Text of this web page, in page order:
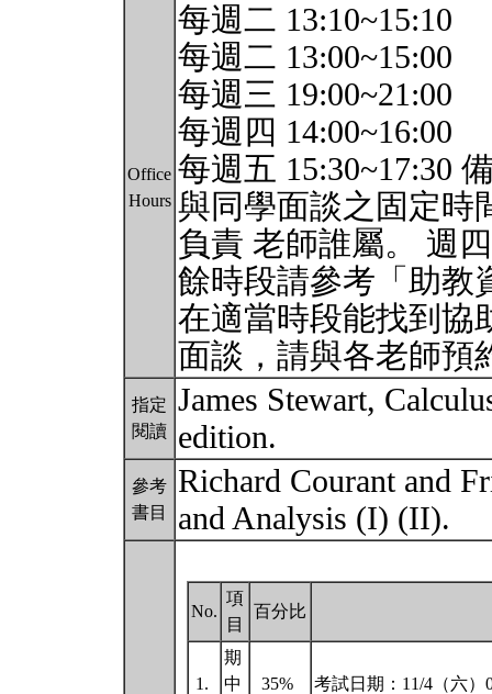
Office
Hours
每週二 13:10~15:10
每週二 13:00~15:00
每週三 19:00~21:00
每週四 14:00~16:00
每週五 15:30~17:30
與同學面談之固定時
負責 老師誰屬。 週
餘時段請參考「助教
在適當時段能找到協
面談，請與各老師預
指定
閱讀
James Stewart,
edition.
參考
書目
Richard Courant and
and Analysis (I) (II).
No.
項
目
百分比
1.
期
中
35% 考試日期：11/4（六）